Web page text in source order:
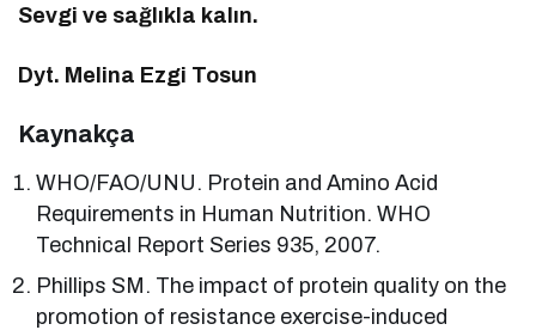
Sevgi ve sağlıkla kalın.
Dyt. Melina Ezgi Tosun
Kaynakça
WHO/FAO/UNU. Protein and Amino Acid
Requirements in Human Nutrition. WHO
Technical Report Series 935, 2007.
Phillips SM. The impact of protein quality on the
promotion of resistance exercise-induced